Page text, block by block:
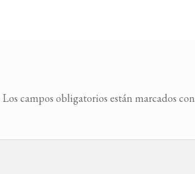
Los campos obligatorios están marcados con